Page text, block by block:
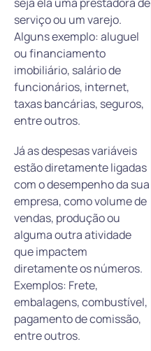
serviço ou um varejo.
Alguns exemplo: aluguel
ou financiamento
imobiliário, salário de
funcionários, internet,
taxas bancárias, seguros,
entre outros.
Já as despesas variáveis
estão diretamente ligadas
com o desempenho da sua
empresa, como volume de
vendas, produção ou
alguma outra atividade
que impactem
diretamente os números.
Exemplos: Frete,
embalagens, combustível,
pagamento de comissão,
entre outros.